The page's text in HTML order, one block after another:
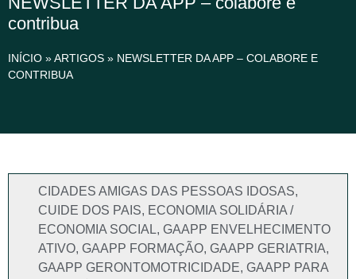
contribua
INÍCIO »ARTIGOS » NEWSLETTER DA APP – COLABORE E
CONTRIBUA
CIDADES AMIGAS DAS PESSOAS IDOSAS,
CUIDE DOS PAIS, ECONOMIA SOLIDÁRIA /
ECONOMIA SOCIAL, GAAPP ENVELHECIMENTO
ATIVO, GAAPP FORMAÇÃO, GAAPP GERIATRIA,
GAAPP GERONTOMOTRICIDADE, GAAPP PARA